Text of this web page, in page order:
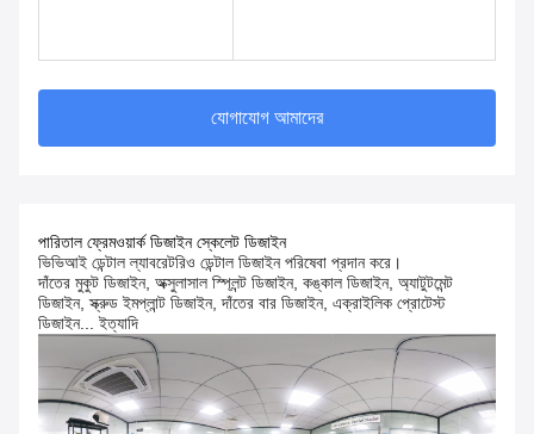
যোগাযোগ আমাদের
পারিতাল ফ্রেমওয়ার্ক ডিজাইন স্কেলেট ডিজাইন
ভিভিআই ডেন্টাল ল্যাবরেটরিও ডেন্টাল ডিজাইন পরিষেবা প্রদান করে।
দাঁতের মুকুট ডিজাইন, অক্সুলাসাল স্প্লিন্ট ডিজাইন, কঙ্কাল ডিজাইন, অ্যাটুটমেন্ট
ডিজাইন, স্ক্রুড ইমপ্লান্ট ডিজাইন, দাঁতের বার ডিজাইন, এক্রাইলিক প্রোটেস্ট
ডিজাইন... ইত্যাদি